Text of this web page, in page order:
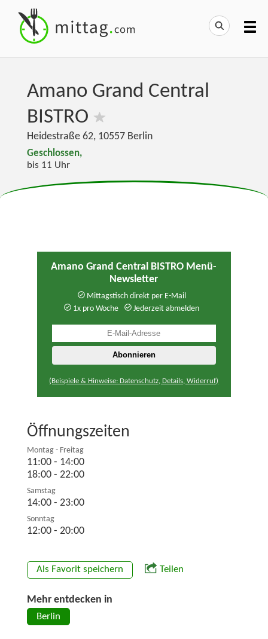
Amano Grand Central
BISTRO
Heidestraße 62, 10557 Berlin
Geschlossen,
bis 11 Uhr
Amano Grand Central BISTRO Menü-
Newsletter
Mittagstisch direkt per E-Mail
1x pro Woche
Jederzeit abmelden
(Beispiele & Hinweise: Datenschutz, Details, Widerruf)
Öffnungszeiten
Montag - Freitag
11:00 - 14:00
18:00 - 22:00
Samstag
14:00 - 23:00
Sonntag
12:00 - 20:00
Als Favorit speichern Teilen
Mehr entdecken in
Berlin